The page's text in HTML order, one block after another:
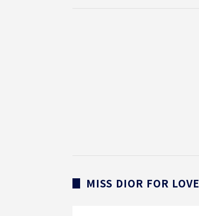
▊ MISS DIOR FOR LOVE